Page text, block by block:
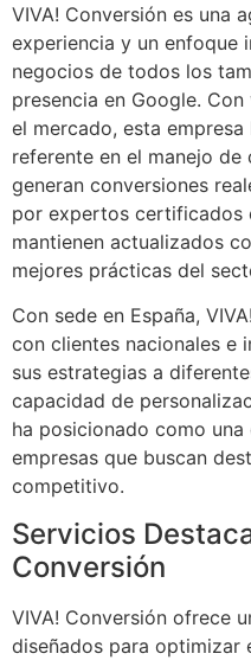
VIVA! Conversión es una
experiencia y un enfoque
negocios de todos los
presencia en Google.
el mercado, esta
referente en el manejo
generan conversiones
por expertos certificados
mantienen actualizados
mejores prácticas del
Con sede en España,
con clientes nacionales e
sus estrategias a
capacidad de
ha posicionado como
empresas que buscan
competitivo.
Servicios
Conversión
VIVA! Conversión ofrece
diseñados para optimizar